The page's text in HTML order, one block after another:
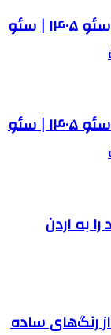
🔍 خدمات سئو حرفه‌ای + تعرفه سئو ۱۴۰۵ | سئو
🔍 خدمات سئو حرفه‌ای + تعرفه سئو ۱۴۰۵ | سئو
به اردن
کاغذ دیواری در سال ۲۰۲۶: از رنگ‌های ساده